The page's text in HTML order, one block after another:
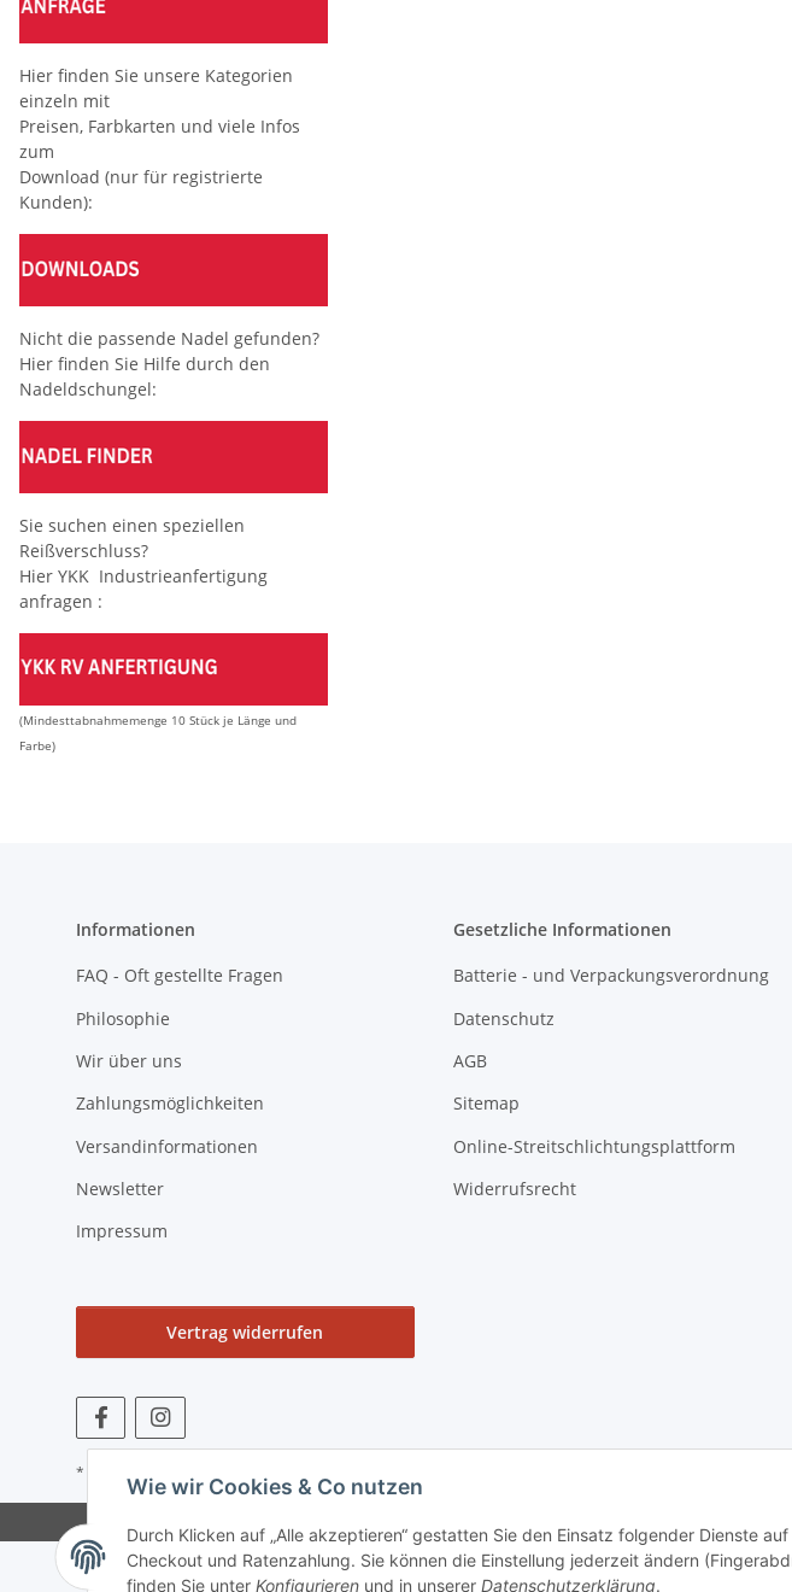
Wie wir Cookies & Co nutzen
Durch Klicken auf „Alle akzeptieren“ gestatten Sie den Einsatz folgender Dienste
Checkout und Ratenzahlung. Sie können die Einstellung jederzeit ändern
finden Sie unter Konfigurieren und in unserer Datenschutzerklärung.
Hier finden Sie unsere Kategorien
einzeln mit
Preisen, Farbkarten und viele Infos
zum
Download (nur für registrierte
Kunden):
Nicht die passende Nadel gefunden?
Hier finden Sie Hilfe durch den
Nadeldschungel:
Sie suchen einen speziellen
Reißverschluss?
Hier YKK Industrieanfertigung
anfragen :
(Mindesttabnahmemenge 10 Stück je Länge und
Farbe)
Informationen
FAQ - Oft gestellte Fragen
Philosophie
Wir über uns
Zahlungsmöglichkeiten
Versandinformationen
Newsletter
Impressum
Gesetzliche Informationen
Batterie - und Verpackungsverordnung
Datenschutz
AGB
Sitemap
Online-Streitschlichtungsplattform
Widerrufsrecht
Vertrag widerrufen
* Alle Preise zzgl. gesetzlicher USt., zzgl.